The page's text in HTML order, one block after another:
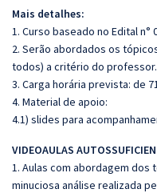
Mais detalhes:
1. Curso baseado no Edital n°
2. Serão abordados os
todos) a critério do professor.
3. Carga horária prevista: de
4. Material de apoio:
4.1) slides para
VIDEOAULAS
1. Aulas com abordagem
minuciosa análise realizada